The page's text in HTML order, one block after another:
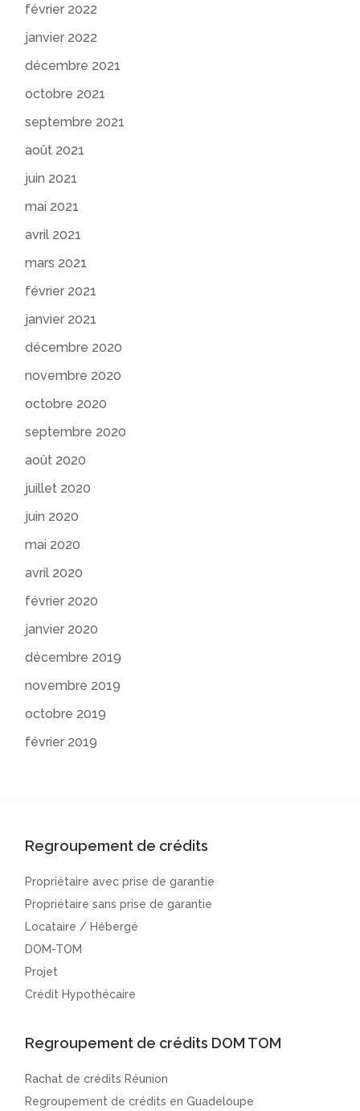
février 2022
janvier 2022
décembre 2021
octobre 2021
septembre 2021
août 2021
juin 2021
mai 2021
avril 2021
mars 2021
février 2021
janvier 2021
décembre 2020
novembre 2020
octobre 2020
septembre 2020
août 2020
juillet 2020
juin 2020
mai 2020
avril 2020
février 2020
janvier 2020
décembre 2019
novembre 2019
octobre 2019
février 2019
Regroupement de crédits
Propriétaire avec prise de garantie
Propriétaire sans prise de garantie
Locataire / Hébergé
DOM-TOM
Projet
Crédit Hypothécaire
Regroupement de crédits DOM TOM
Rachat de crédits Réunion
Regroupement de crédits en Guadeloupe